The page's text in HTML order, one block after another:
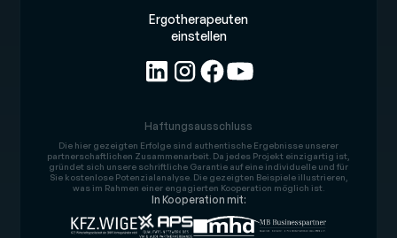
Ergotherapeuten
einstellen
Haftungsausschluss
Die hier gezeigten Erfolge sind authentische Ergebnisse unserer
partnerschaftlichen Zusammenarbeit. Da jedes Projekt einzigartig ist,
gründet sich unsere schriftliche Garantie auf eine individuelle und für
Sie kostenlose Potenzialanalyse. Die gezeigten Beispiele illustrieren,
was im Rahmen einer engagierten Kooperation möglich ist.
In Kooperation mit: